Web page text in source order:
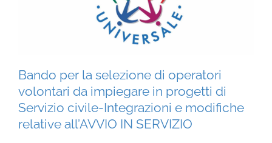
Bando per la selezione di operatori
volontari da impiegare in progetti di
Servizio civile-Integrazioni e modifiche
relative all’AVVIO IN SERVIZIO